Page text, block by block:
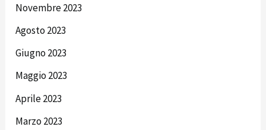
Novembre 2023
Agosto 2023
Giugno 2023
Maggio 2023
Aprile 2023
Marzo 2023